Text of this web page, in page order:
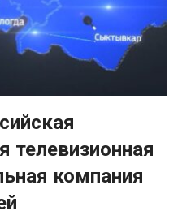
телевизионная
компания